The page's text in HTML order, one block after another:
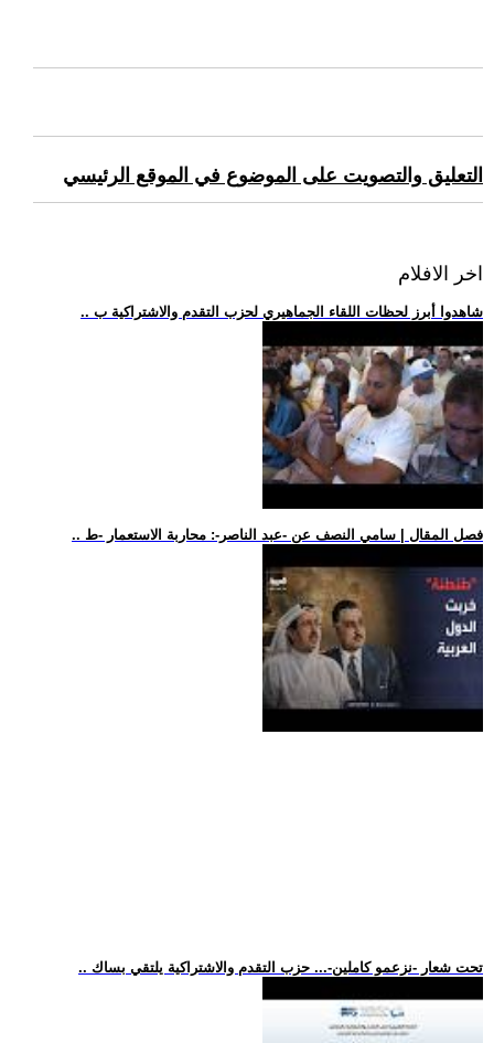
التعليق والتصويت على الموضوع في الموقع الرئيسي
اخر الافلام
.. شاهدوا أبرز لحظات اللقاء الجماهيري لحزب التقدم والاشتراكية ب
.. فصل المقال | سامي النصف عن -عبد الناصر-: محاربة الاستعمار -ط
.. تحت شعار -نزعمو كاملين-... حزب التقدم والاشتراكية يلتقي بساك